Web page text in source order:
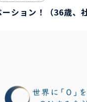
ション！（36歳、社